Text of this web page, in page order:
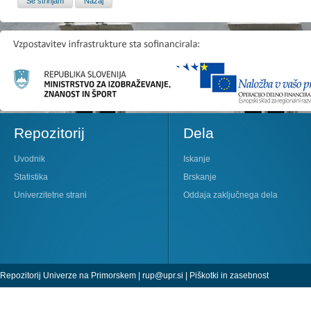
Repozitorij
Uvodnik
Statistika
Univerzitetne strani
Dela
Iskanje
Brskanje
Oddaja zaključnega dela
Repozitorij Univerze na Primorskem | rup@upr.si | Piškotki in zasebnost